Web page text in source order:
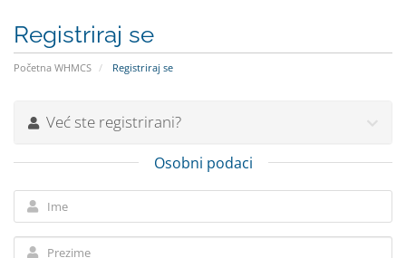
Registriraj se
Početna WHMCS Registriraj se
Već ste registrirani?
Osobni podaci